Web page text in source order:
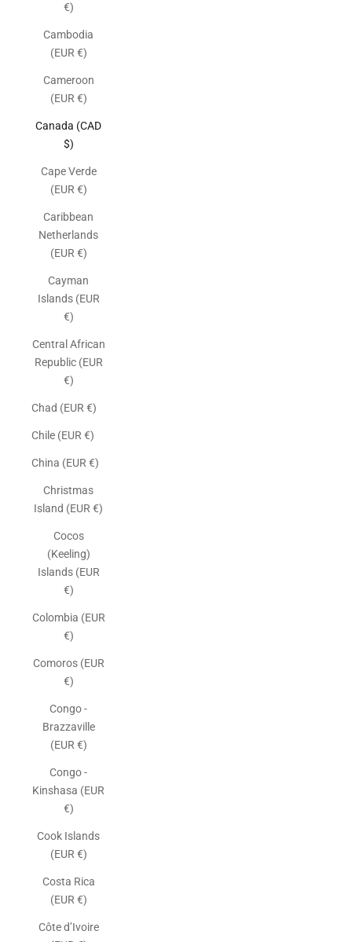
€)
Cambodia
(EUR €)
Cameroon
(EUR €)
Canada (CAD
$)
Cape Verde
(EUR €)
Caribbean
Netherlands
(EUR €)
Cayman
Islands (EUR
€)
Central African
Republic (EUR
€)
Chad (EUR €)
Chile (EUR €)
China (EUR €)
Christmas
Island (EUR €)
Cocos
(Keeling)
Islands (EUR
€)
Colombia (EUR
€)
Comoros (EUR
€)
Congo -
Brazzaville
(EUR €)
Congo -
Kinshasa (EUR
€)
Cook Islands
(EUR €)
Costa Rica
(EUR €)
Côte d’Ivoire